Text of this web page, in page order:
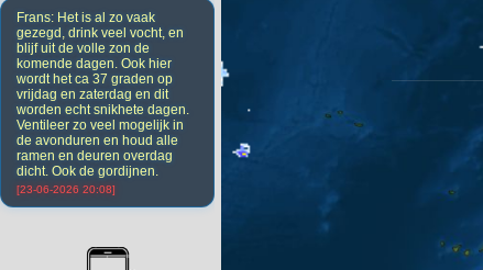
Frans: Het is al zo vaak
gezegd, drink veel vocht, en
blijf uit de volle zon de
komende dagen. Ook hier
wordt het ca 37 graden op
vrijdag en zaterdag en dit
worden echt snikhete dagen.
Ventileer zo veel mogelijk in
de avonduren en houd alle
ramen en deuren overdag
dicht. Ook de gordijnen.
[23-06-2026 20:08]